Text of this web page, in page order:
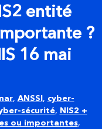
entité
?
16 mai
, ANSSI, cyber-
sécurité, NIS2 +
ou importantes,